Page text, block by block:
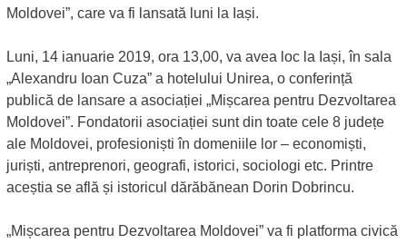
Moldovei”, care va fi lansată luni la Iași.
Luni, 14 ianuarie 2019, ora 13,00, va avea loc la Iași, în sala
„Alexandru Ioan Cuza” a hotelului Unirea, o conferință
publică de lansare a asociației „Mișcarea pentru Dezvoltarea
Moldovei”. Fondatorii asociației sunt din toate cele 8 județe
ale Moldovei, profesioniști în domeniile lor – economiști,
juriști, antreprenori, geografi, istorici, sociologi etc. Printre
aceștia se află și istoricul dărăbănean Dorin Dobrincu.
„Mișcarea pentru Dezvoltarea Moldovei” va fi platforma civică